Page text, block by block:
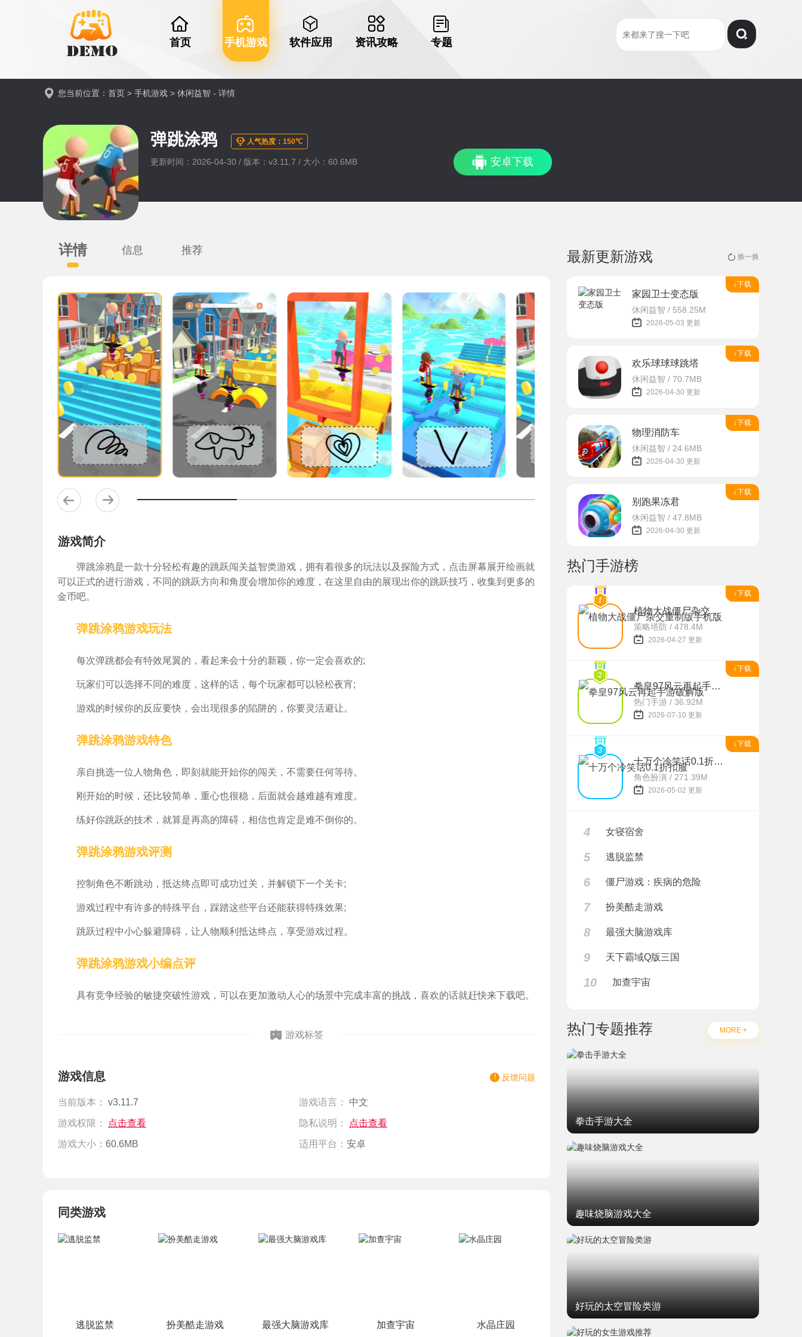
首页 手机游戏 软件应用 资讯攻略 专题
您当前位置： 首页 > 手机游戏 > 休闲益智 - 详情
弹跳涂鸦 人气热度：150℃
更新时间：2026-04-30 / 版本：v3.11.7 / 大小：60.6MB 安卓下载
详情 信息 推荐
游戏简介
弹跳涂鸦是一款十分轻松有趣的跳跃闯关益智类游戏，拥有着很多的玩法以及探险方式，点击屏幕展开绘画就
可以正式的进行游戏，不同的跳跃方向和角度会增加你的难度，在这里自由的展现出你的跳跃技巧，收集到更多的
金币吧。
弹跳涂鸦游戏玩法
每次弹跳都会有特效尾翼的，看起来会十分的新颖，你一定会喜欢的;
玩家们可以选择不同的难度，这样的话，每个玩家都可以轻松夜宵;
游戏的时候你的反应要快，会出现很多的陷阱的，你要灵活避让。
弹跳涂鸦游戏特色
亲自挑选一位人物角色，即刻就能开始你的闯关，不需要任何等待。
刚开始的时候，还比较简单，重心也很稳，后面就会越难越有难度。
练好你跳跃的技术，就算是再高的障碍，相信也肯定是难不倒你的。
弹跳涂鸦游戏评测
控制角色不断跳动，抵达终点即可成功过关，并解锁下一个关卡;
游戏过程中有许多的特殊平台，踩踏这些平台还能获得特殊效果;
跳跃过程中小心躲避障碍，让人物顺利抵达终点，享受游戏过程。
弹跳涂鸦游戏小编点评
具有竞争经验的敏捷突破性游戏，可以在更加激动人心的场景中完成丰富的挑战，喜欢的话就赶快来下载吧。
游戏标签
游戏信息 反馈问题
当前版本： v3.11.7 游戏语言： 中文
游戏权限： 点击查看 隐私说明： 点击查看
游戏大小： 60.6MB 适用平台： 安卓
同类游戏
逃脱监禁 扮美酷走游戏 最强大脑游戏库 加查宇宙 水晶庄园
最新更新游戏 换一换
↓下载
家园卫士变态版
休闲益智 / 558.25M
2026-05-03 更新
↓下载
欢乐球球球跳塔
休闲益智 / 70.7MB
2026-04-30 更新
↓下载
物理消防车
休闲益智 / 24.6MB
2026-04-30 更新
↓下载
别跑果冻君
休闲益智 / 47.8MB
2026-04-30 更新
热门手游榜
↓下载
植物大战僵尸杂交重制版手机版
策略塔防 / 478.4M
2026-04-27 更新
↓下载
拳皇97风云再起手游破解版
热门手游 / 36.92M
2026-07-10 更新
↓下载
十万个冷笑话0.1折扣服
角色扮演 / 271.39M
2026-05-02 更新
4 女寝宿舍
5 逃脱监禁
6 僵尸游戏：疾病的危险
7 扮美酷走游戏
8 最强大脑游戏库
9 天下霸域Q版三国
10 加查宇宙
热门专题推荐 MORE +
拳击手游大全
趣味烧脑游戏大全
好玩的太空冒险类游